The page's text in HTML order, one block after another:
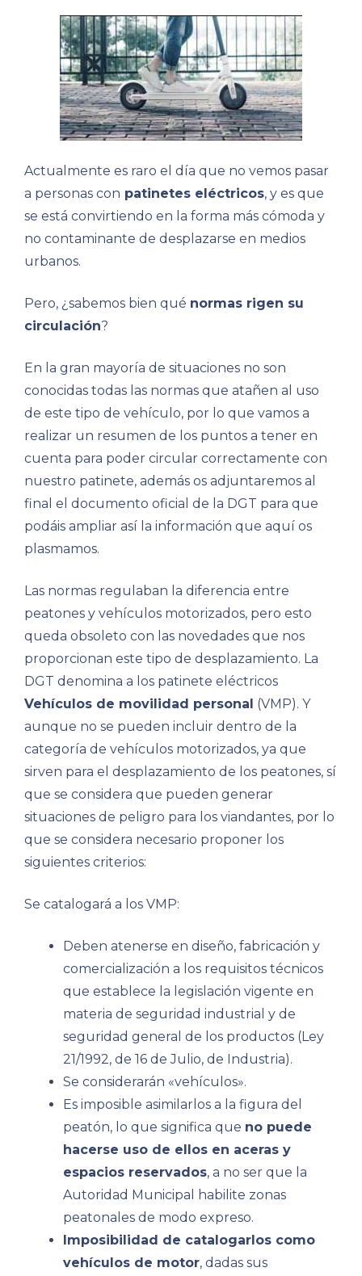
Actualmente es raro el día que no vemos pasar
a personas con patinetes eléctricos, y es que
se está convirtiendo en la forma más cómoda y
no contaminante de desplazarse en medios
urbanos.
Pero, ¿sabemos bien qué normas rigen su
circulación?
En la gran mayoría de situaciones no son
conocidas todas las normas que atañen al uso
de este tipo de vehículo, por lo que vamos a
realizar un resumen de los puntos a tener en
cuenta para poder circular correctamente con
nuestro patinete, además os adjuntaremos al
final el documento oficial de la DGT para que
podáis ampliar así la información que aquí os
plasmamos.
Las normas regulaban la diferencia entre
peatones y vehículos motorizados, pero esto
queda obsoleto con las novedades que nos
proporcionan este tipo de desplazamiento. La
DGT denomina a los patinete eléctricos
Vehículos de movilidad personal (VMP). Y
aunque no se pueden incluir dentro de la
categoría de vehículos motorizados, ya que
sirven para el desplazamiento de los peatones, sí
que se considera que pueden generar
situaciones de peligro para los viandantes, por lo
que se considera necesario proponer los
siguientes criterios:
Se catalogará a los VMP:
Deben atenerse en diseño, fabricación y
comercialización a los requisitos técnicos
que establece la legislación vigente en
materia de seguridad industrial y de
seguridad general de los productos (Ley
21/1992, de 16 de Julio, de Industria).
Se considerarán «vehículos».
Es imposible asimilarlos a la figura del
peatón, lo que significa que no puede
hacerse uso de ellos en aceras y
espacios reservados, a no ser que la
Autoridad Municipal habilite zonas
peatonales de modo expreso.
Imposibilidad de catalogarlos como
vehículos de motor, dadas sus